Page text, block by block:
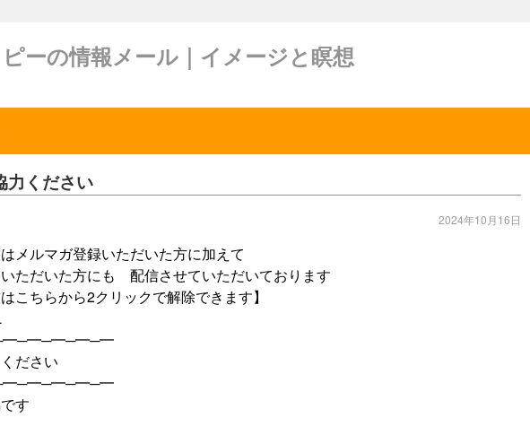
ーの情報メール｜イメージと瞑想
力ください
2024年10月16日
メルマガ登録いただいた方に加えて
ただいた方にも 配信させていただいております
こちらから2クリックで解除できます】
ださい
す